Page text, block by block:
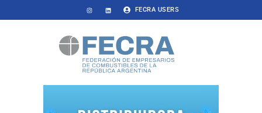
FECRA USERS